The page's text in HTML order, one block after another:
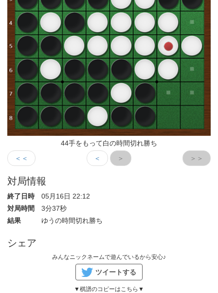
44手をもって白の時間切れ勝ち
＜＜
＜ ＞ ＞＞
対局情報
終了日時
05月16日 22:12
対局時間
3分37秒
結果
ゆうの時間切れ勝ち
シェア
みんなニックネームで遊んでいるから安心♪
ツイートする
▼棋譜のコピーはこちら▼